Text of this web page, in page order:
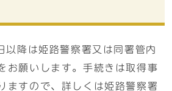
降は姫路警察署又は同署管内
お願いします。手続きは取得事
ますので、詳しくは姫路警察署